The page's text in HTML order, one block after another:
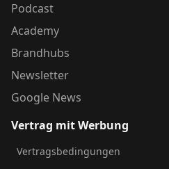
Podcast
Academy
Brandhubs
Newsletter
Google News
Vertrag mit Werbung
Vertragsbedingungen